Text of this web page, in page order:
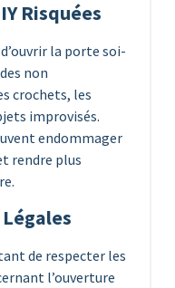
Risquées
la porte soi-
non
crochets, les
improvisés.
endommager
rendre plus
de respecter les
l’ouverture